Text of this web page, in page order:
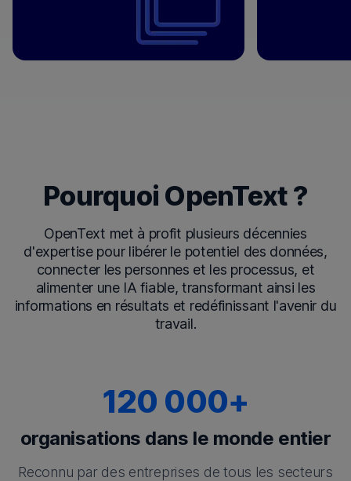
Pourquoi OpenText ?
OpenText met à profit plusieurs décennies
d'expertise pour libérer le potentiel des données,
connecter les personnes et les processus, et
alimenter une IA fiable, transformant ainsi les
informations en résultats et redéfinissant l'avenir du
travail.
120 000+
organisations dans le monde entier
Reconnu par des entreprises de tous les secteurs